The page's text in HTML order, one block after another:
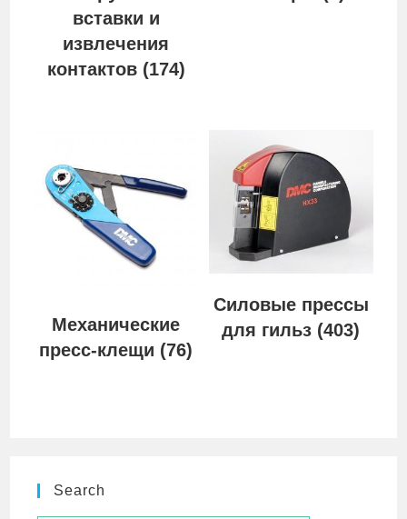
вставки и
извлечения
контактов (174)
Механические
пресс-клещи (76)
Силовые прессы
для гильз (403)
Search